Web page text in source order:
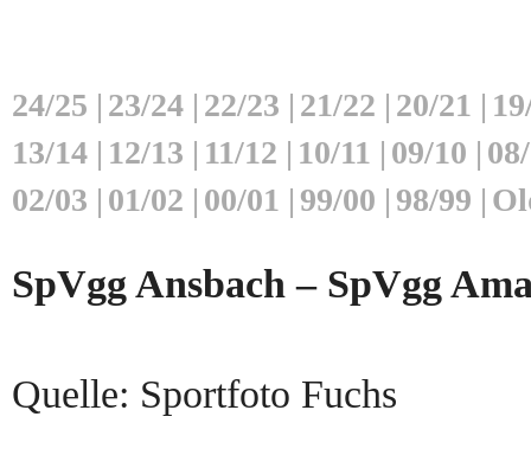
24/25 | 23/24 | 22/23 | 21/22 | 20/21 |
13/14 | 12/13 | 11/12 | 10/11 | 09/10 |
02/03 | 01/02 | 00/01 | 99/00 | 98/99 |
SpVgg Ansbach – SpVgg
Quelle: Sportfoto Fuchs